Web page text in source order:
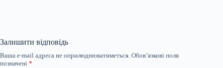
Залишити відповідь
Ваша e-mail адреса не оприлюднюватиметься. Обов’язкові поля
позначені *